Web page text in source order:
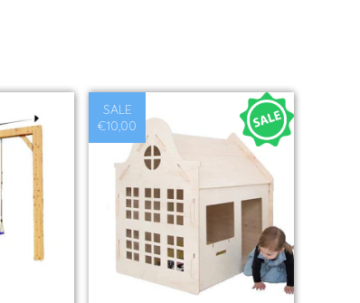
SALE
€10,00